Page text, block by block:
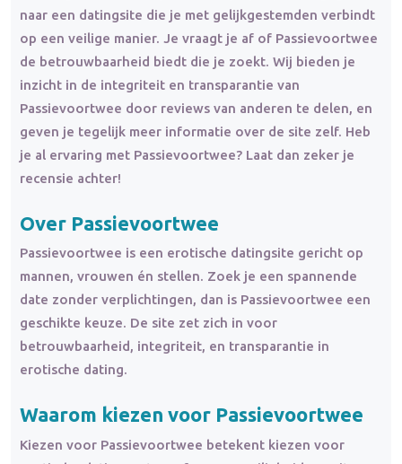
naar een datingsite die je met gelijkgestemden verbindt
op een veilige manier. Je vraagt je af of Passievoortwee
de betrouwbaarheid biedt die je zoekt. Wij bieden je
inzicht in de integriteit en transparantie van
Passievoortwee door reviews van anderen te delen, en
geven je tegelijk meer informatie over de site zelf. Heb
je al ervaring met Passievoortwee? Laat dan zeker je
recensie achter!
Over Passievoortwee
Passievoortwee is een erotische datingsite gericht op
mannen, vrouwen én stellen. Zoek je een spannende
date zonder verplichtingen, dan is Passievoortwee een
geschikte keuze. De site zet zich in voor
betrouwbaarheid, integriteit, en transparantie in
erotische dating.
Waarom kiezen voor Passievoortwee
Kiezen voor Passievoortwee betekent kiezen voor